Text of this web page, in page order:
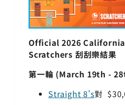
Official 2026
Scratchers 刮刮樂結果
第一輪 (March 19th -
Straight 8's對